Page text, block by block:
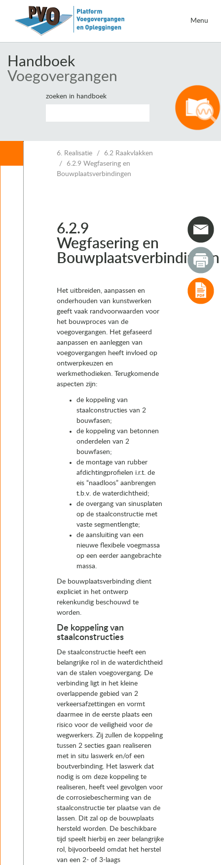
Menu
Handboek
Voegovergangen
zoeken in handboek
4. Typen voegovergangen
5. Het keuzeproces van voegovergangen
6. Realisatie
6.1 Processtappen realisatie
6.2.2 Verharding
6.2.3 Voegopening kunstwerk i.r.t. voorinstelling
6.2.4 Kruisingshoek
6.2.5 Schampranden
6.2.7 Oplegsysteem
6.2.9 Wegfasering en Bouwplaatsverbindingen
6.3 Risico’s
6.4 Inkoop
6.6 Planning
6.7 Uitvoering
6.8 Keuringen
6.9 Opleveren
7. Instandhouding
6. Realisatie
6.2 Raakvlakken
6.2.9 Wegfasering en
Bouwplaatsverbindingen
6.2.9
Wegfasering en
Bouwplaatsverbindingen
Het uitbreiden, aanpassen en
onderhouden van kunstwerken
geeft vaak randvoorwaarden voor
het bouwproces van de
voegovergangen. Het gefaseerd
aanpassen en aanleggen van
voegovergangen heeft invloed op
ontwerpkeuzen en
werkmethodieken. Terugkomende
aspecten zijn:
de koppeling van
staalconstructies van 2
bouwfasen;
de koppeling van betonnen
onderdelen van 2
bouwfasen;
de montage van rubber
afdichtingprofielen i.r.t. de
eis “naadloos” aanbrengen
t.b.v. de waterdichtheid;
de overgang van sinusplaten
op de staalconstructie met
vaste segmentlengte;
de aansluiting van een
nieuwe flexibele voegmassa
op een eerder aangebrachte
massa.
De bouwplaatsverbinding dient
expliciet in het ontwerp
rekenkundig beschouwd te
worden.
De koppeling van
staalconstructies
De staalconstructie heeft een
belangrijke rol in de waterdichtheid
van de stalen voegovergang. De
verbinding ligt in het kleine
overlappende gebied van 2
verkeersafzettingen en vormt
daarmee in de eerste plaats een
risico voor de veiligheid voor de
wegwerkers. Zij zullen de koppeling
tussen 2 secties gaan realiseren
met in situ laswerk en/of een
boutverbinding. Het laswerk dat
nodig is om deze koppeling te
realiseren, heeft veel gevolgen voor
de corrosiebescherming van de
staalconstructie ter plaatse van de
lassen. Dit zal op de bouwplaats
hersteld worden. De beschikbare
tijd speelt hierbij en zeer belangrijke
rol, bijvoorbeeld omdat het herstel
van een 2- of 3-laags